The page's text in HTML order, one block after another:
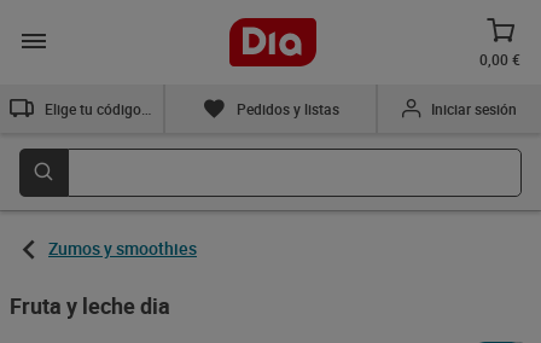
0,00 €
Pedidos y listas Iniciar sesión
Zumos y smoothies
Fruta y leche dia